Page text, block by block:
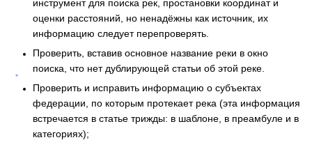
инструмент для поиска рек, простановки координат и
оценки расстояний, но ненадёжны как источник, их
информацию следует перепроверять.
Проверить, вставив основное название реки в окно
поиска, что нет дублирующей статьи об этой реке.
Проверить и исправить информацию о субъектах
федерации, по которым протекает река (эта информация
встречается в статье трижды: в шаблоне, в преамбуле и в
категориях);